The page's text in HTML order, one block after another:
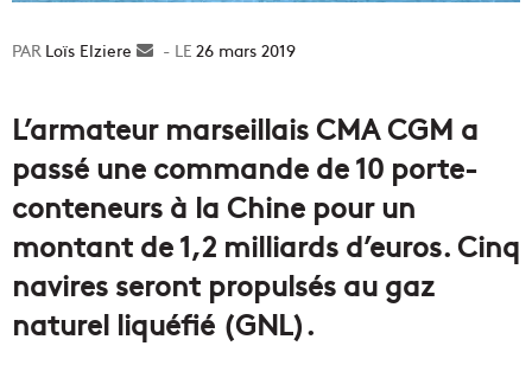
Loïs Elziere
Envoyer26 mars 2019
L’armateur marseillais CMA CGM a
passé une commande de 10 porte-
conteneurs à la Chine pour un
montant de 1,2 milliards d’euros. Cinq
navires seront propulsés au gaz
naturel liquéfié (GNL).